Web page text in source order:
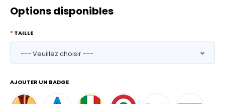
Options disponibles
TAILLE
AJOUTER UN BADGE